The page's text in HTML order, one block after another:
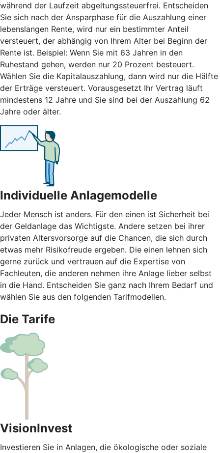
während der Laufzeit abgeltungssteuerfrei. Entscheiden
Sie sich nach der Ansparphase für die Auszahlung einer
lebenslangen Rente, wird nur ein bestimmter Anteil
versteuert, der abhängig von Ihrem Alter bei Beginn der
Rente ist. Beispiel: Wenn Sie mit 63 Jahren in den
Ruhestand gehen, werden nur 20 Prozent besteuert.
Wählen Sie die Kapitalauszahlung, dann wird nur die Hälfte
der Erträge versteuert. Vorausgesetzt Ihr Vertrag läuft
mindestens 12 Jahre und Sie sind bei der Auszahlung 62
Jahre oder älter.
Individuelle Anlagemodelle
Jeder Mensch ist anders. Für den einen ist Sicherheit bei
der Geldanlage das Wichtigste. Andere setzen bei ihrer
privaten Altersvorsorge auf die Chancen, die sich durch
etwas mehr Risikofreude ergeben. Die einen lehnen sich
gerne zurück und vertrauen auf die Expertise von
Fachleuten, die anderen nehmen ihre Anlage lieber selbst
in die Hand. Entscheiden Sie ganz nach Ihrem Bedarf und
wählen Sie aus den folgenden Tarifmodellen.
Die Tarife
VisionInvest
Investieren Sie in Anlagen, die ökologische oder soziale